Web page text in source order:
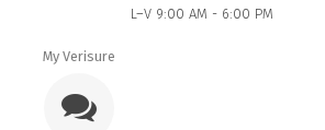
L–V 9:00 AM - 6:00 PM
My Verisure